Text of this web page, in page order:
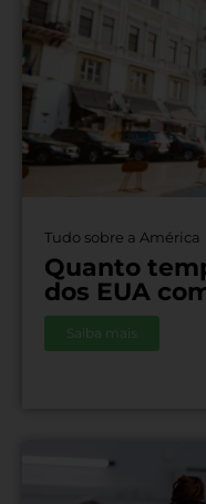
Tudo sobre a América
Quanto
dos EUA
Saiba mais